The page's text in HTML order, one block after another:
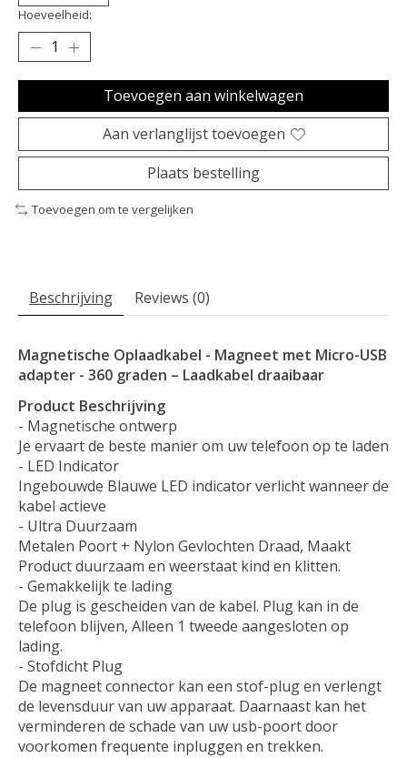
Hoeveelheid:
Toevoegen aan winkelwagen
Aan verlanglijst toevoegen
Plaats bestelling
Toevoegen om te vergelijken
Beschrijving Reviews (0)
Magnetische Oplaadkabel - Magneet met Micro-USB
adapter - 360 graden – Laadkabel draaibaar
Product Beschrijving
- Magnetische ontwerp
Je ervaart de beste manier om uw telefoon op te laden
- LED Indicator
Ingebouwde Blauwe LED indicator verlicht wanneer de
kabel actieve
- Ultra Duurzaam
Metalen Poort + Nylon Gevlochten Draad, Maakt
Product duurzaam en weerstaat kind en klitten.
- Gemakkelijk te lading
De plug is gescheiden van de kabel. Plug kan in de
telefoon blijven, Alleen 1 tweede aangesloten op
lading.
- Stofdicht Plug
De magneet connector kan een stof-plug en verlengt
de levensduur van uw apparaat. Daarnaast kan het
verminderen de schade van uw usb-poort door
voorkomen frequente inpluggen en trekken.